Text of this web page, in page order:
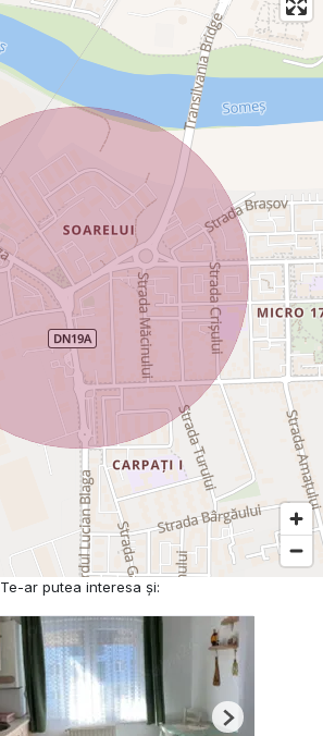
Te-ar putea interesa și:
Next